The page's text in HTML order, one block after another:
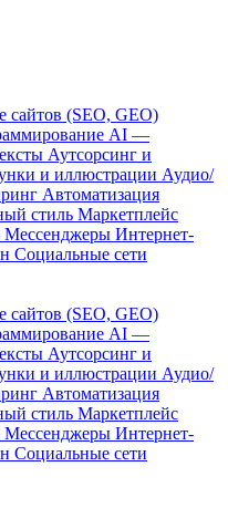
сайтов (SEO, GEO)
AI —
Аутсорсинг и
и иллюстрации Аудио/
Автоматизация
стиль Маркетплейс
Мессенджеры Интернет-
Социальные сети
сайтов (SEO, GEO)
AI —
Аутсорсинг и
и иллюстрации Аудио/
Автоматизация
стиль Маркетплейс
Мессенджеры Интернет-
Социальные сети